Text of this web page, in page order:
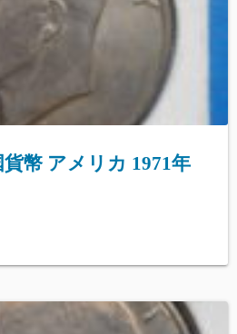
幣 アメリカ 1971年